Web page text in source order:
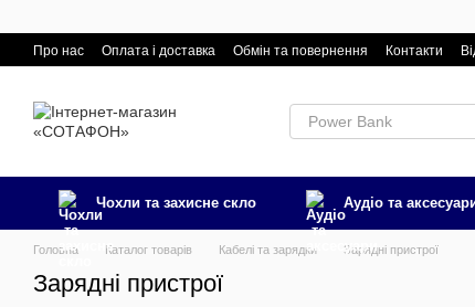
Про нас Оплата і доставка Обмін та повернення Контакти
Чохли та захисне скло Аудіо та
Головна Каталог товарів Кабелі та зарядки Зарядні пристрої
Зарядні пристрої